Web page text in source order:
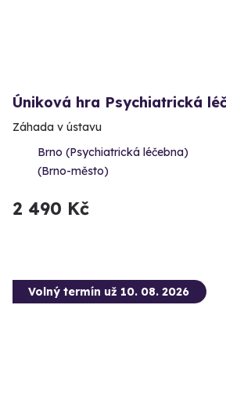
Úniková hra Psychiatrická
Záhada v ústavu
Brno (Psychiatrická léčebna)
(Brno-město)
2 490 Kč
Volný termín už 10. 08. 2026